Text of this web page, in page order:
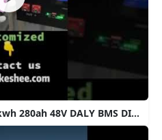
DIY kit Lifepo4 Battery 15kwh 280ah 48V DALY BMS DIY Kit#custom #battery #lithium